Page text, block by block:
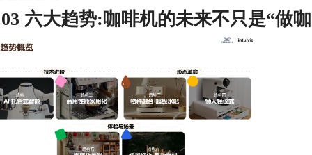
03 六大趋势:咖啡机的未来不只是“做